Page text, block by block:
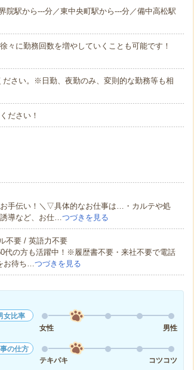
院駅から---分／東中央町駅から---分／備中高松駅
々に勤務回数を増やしていくことも可能です！
さい。※日勤、夜勤のみ、変則的な勤務等も相
ださい！
手伝い！＼▽具体的なお仕事は…・カルテや処
導など、お仕…つづきを見る
不要 / 英語力不要
の方も活躍中！※履歴書不要・来社不要で電話
お待ち…つづきを見る
女比率
女性
男性
の仕方
テキパキ
コツコツ